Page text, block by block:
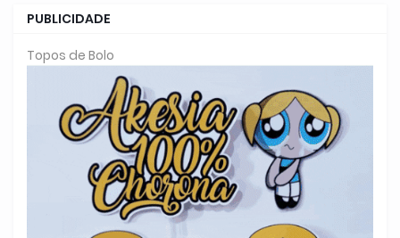
PUBLICIDADE
Topos de Bolo